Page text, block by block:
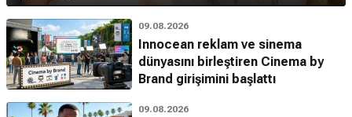
09.08.2026
Innocean reklam ve sinema
dünyasını birleştiren Cinema by
Brand girişimini başlattı
09.08.2026